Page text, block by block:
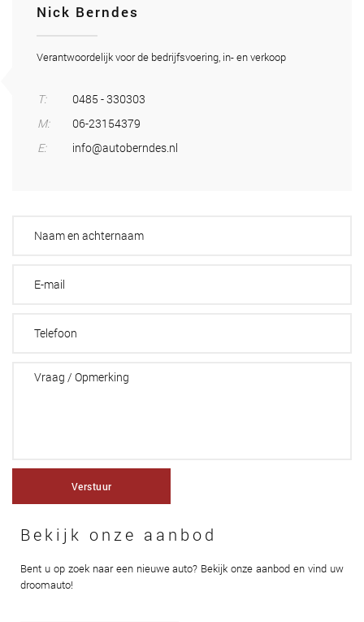
Nick Berndes
Verantwoordelijk voor de bedrijfsvoering, in- en verkoop
T:
0485 - 330303
M:
06-23154379
E:
info@autoberndes.nl
Verstuur
Bekijk onze aanbod
Bent u op zoek naar een nieuwe auto? Bekijk onze aanbod en vind uw
droomauto!